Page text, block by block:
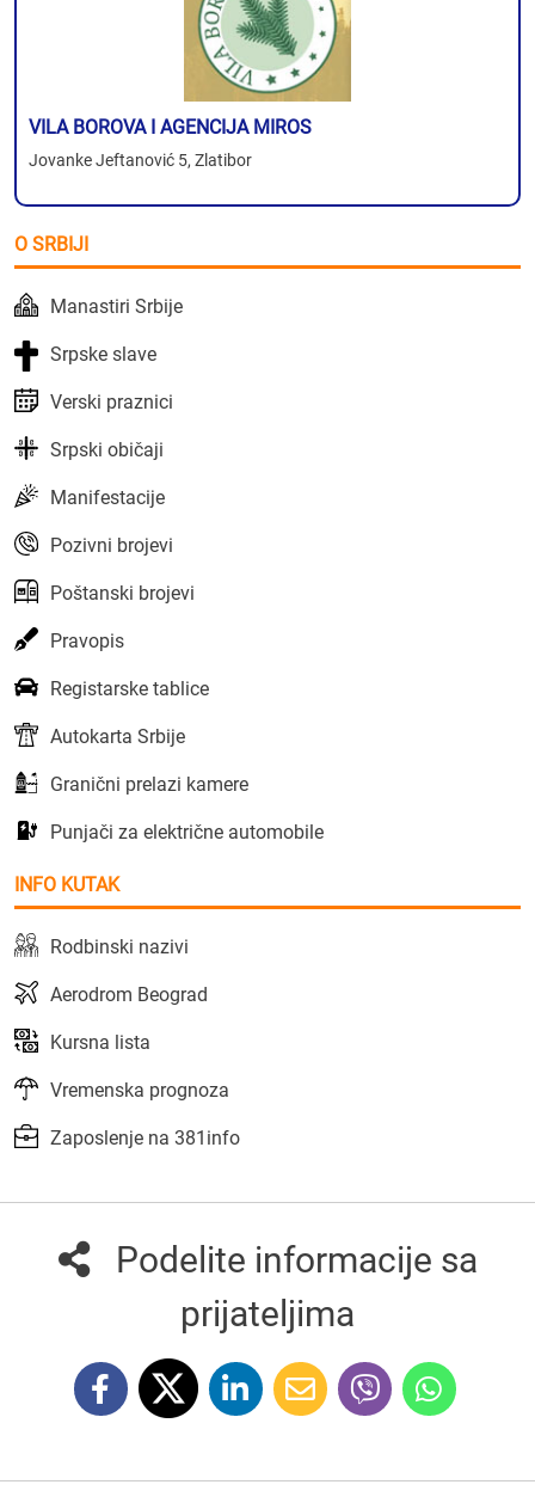
VILA BOROVA I AGENCIJA MIROS
Jovanke Jeftanović 5, Zlatibor
O SRBIJI
Manastiri Srbije
Srpske slave
Verski praznici
Srpski običaji
Manifestacije
Pozivni brojevi
Poštanski brojevi
Pravopis
Registarske tablice
Autokarta Srbije
Granični prelazi kamere
Punjači za električne automobile
INFO KUTAK
Rodbinski nazivi
Aerodrom Beograd
Kursna lista
Vremenska prognoza
Zaposlenje na 381info
Podelite informacije sa
prijateljima